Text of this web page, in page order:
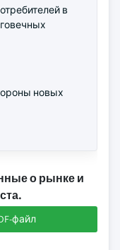
в
новых
о рынке и
файл